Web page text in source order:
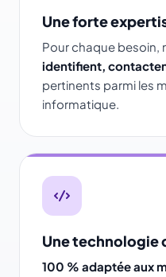
Une forte
Pour chaque besoin,
identifient,
pertinents parmi les
informatique.
Une technologie
100 % adaptée aux